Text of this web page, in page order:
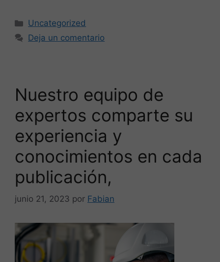
Uncategorized
Deja un comentario
Nuestro equipo de
expertos comparte su
experiencia y
conocimientos en cada
publicación,
junio 21, 2023 por Fabian